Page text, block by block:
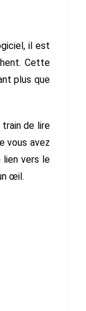
il est
Cette
plus que
train de lire
vous avez
lien vers le
œil.